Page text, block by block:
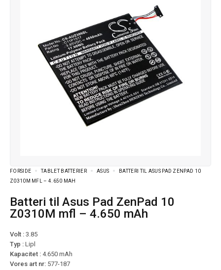
FORSIDE TABLET BATTERIER ASUS
BATTERI TIL ASUS PAD ZENPAD 10
Z0310M MFL – 4.650 MAH
Batteri til Asus Pad ZenPad 10
Z0310M mfl – 4.650 mAh
Volt : 3.85
Typ : Lipl
Kapacitet : 4.650 mAh
Vores art nr: 577-187